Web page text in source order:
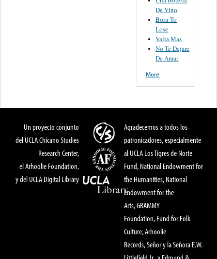
De Vino
Born To
Lose
Valia Mas
No Te Dejare
De Amar
More
Un proyecto conjunto
del UCLA Chicano Studies
Research Center,
el Arhoolie Foundation,
y del UCLA Digital Library
Agradecemos a todos los
patronicadores, especialmente
al UCLA Los Tigres de Norte
Fund, National Endowment for
the Humanities, National
Endowment for the
Arts, GRAMMY
Foundation, Fund for Folk
Culture, Arhoolie
Records, Señor y la Señora E.W.